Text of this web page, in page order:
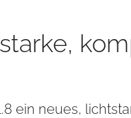
ein neues,